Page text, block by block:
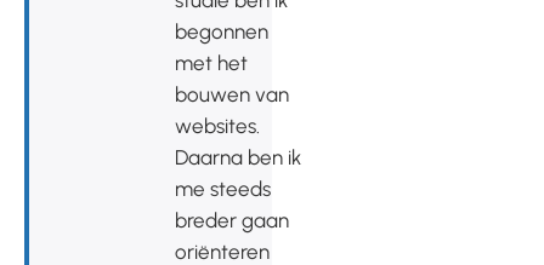
begonnen
met het
bouwen van
websites.
Daarna ben ik
me steeds
breder gaan
oriënteren